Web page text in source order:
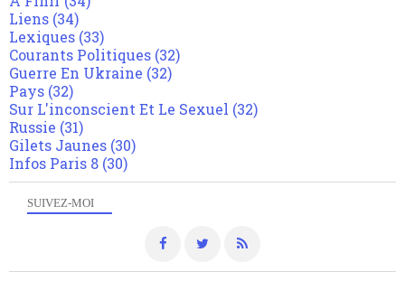
SUIVEZ-MOI
Liens (34)
Lexiques (33)
Courants Politiques (32)
Guerre En Ukraine (32)
Pays (32)
Sur L'inconscient Et Le Sexuel (32)
Russie (31)
Gilets Jaunes (30)
Infos Paris 8 (30)